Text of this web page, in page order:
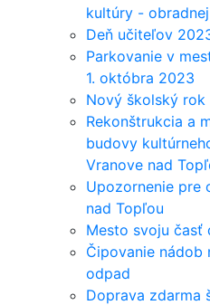
kultúry -
Deň učiteľov
Parkovanie v
1. októbra 2023
Nový školský
Rekonštrukcia a
budovy
Vranove nad
Upozornenie pre
nad Topľou
Mesto svoju časť
Čipovanie nádob
odpad
Doprava zdarma